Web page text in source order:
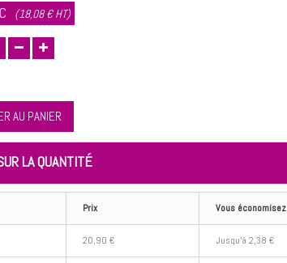
(18,08 € HT)
AU PANIER
LA QUANTITÉ
Prix Vous économisez
20,90 € Jusqu'à 2,38 €